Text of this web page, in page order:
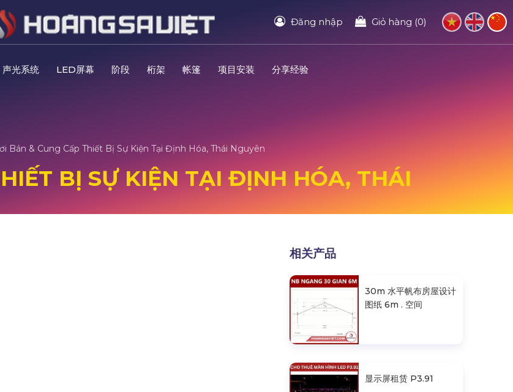
Đăng nhập Giỏ hàng (0)
声光系统 LED屏幕 阶段 桁架 帐篷 项目安装 分享经验
Bán & Cung Cấp Thiết Bị Sự Kiện Tại Định Hóa, Thái Nguyên
BỊ SỰ KIỆN TẠI ĐỊNH HÓA, THÁI
相关产品
30m 水平帆布房屋设计
图纸 6m . 空间
显示屏租赁 P3.91